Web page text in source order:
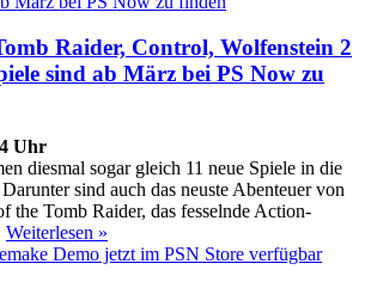
Raider, Control, Wolfenstein 2
sind ab März bei PS Now zu
Uhr
diesmal sogar gleich 11 neue Spiele in die
sind auch das neuste Abenteuer von
the Tomb Raider, das fesselnde Action-
Weiterlesen »